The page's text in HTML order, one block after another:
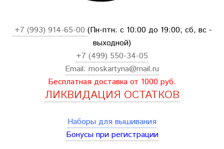
+7 (993) 914-65-00 (Пн-птн: с 10:00 до 19:00; сб, вс -
выходной)
+7 (499) 550-34-05
Email: moskartyna@mail.ru
Бесплатная доставка от 1000 руб.
ЛИКВИДАЦИЯ ОСТАТКОВ
Наборы для вышивания
Бонусы при регистрации